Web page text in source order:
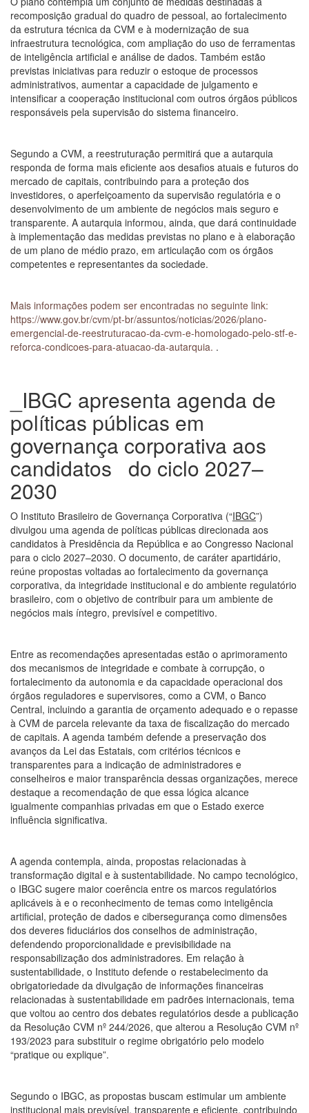
recomposição gradual do quadro de pessoal, ao fortalecimento
da estrutura técnica da CVM e à modernização de sua
infraestrutura tecnológica, com ampliação do uso de ferramentas
de inteligência artificial e análise de dados. Também estão
previstas iniciativas para reduzir o estoque de processos
administrativos, aumentar a capacidade de julgamento e
intensificar a cooperação institucional com outros órgãos públicos
responsáveis pela supervisão do sistema financeiro.
Segundo a CVM, a reestruturação permitirá que a autarquia
responda de forma mais eficiente aos desafios atuais e futuros do
mercado de capitais, contribuindo para a proteção dos
investidores, o aperfeiçoamento da supervisão regulatória e o
desenvolvimento de um ambiente de negócios mais seguro e
transparente. A autarquia informou, ainda, que dará continuidade
à implementação das medidas previstas no plano e à elaboração
de um plano de médio prazo, em articulação com os órgãos
competentes e representantes da sociedade.
Mais informações podem ser encontradas no seguinte link:
https://www.gov.br/cvm/pt-br/assuntos/noticias/2026/plano-
emergencial-de-reestruturacao-da-cvm-e-homologado-pelo-stf-e-
reforca-condicoes-para-atuacao-da-autarquia. .
_IBGC apresenta agenda de
políticas públicas em
governança corporativa aos
candidatos do ciclo 2027–
2030
O Instituto Brasileiro de Governança Corporativa (“IBGC”)
divulgou uma agenda de políticas públicas direcionada aos
candidatos à Presidência da República e ao Congresso Nacional
para o ciclo 2027–2030. O documento, de caráter apartidário,
reúne propostas voltadas ao fortalecimento da governança
corporativa, da integridade institucional e do ambiente regulatório
brasileiro, com o objetivo de contribuir para um ambiente de
negócios mais íntegro, previsível e competitivo.
Entre as recomendações apresentadas estão o aprimoramento
dos mecanismos de integridade e combate à corrupção, o
fortalecimento da autonomia e da capacidade operacional dos
órgãos reguladores e supervisores, como a CVM, o Banco
Central, incluindo a garantia de orçamento adequado e o repasse
à CVM de parcela relevante da taxa de fiscalização do mercado
de capitais. A agenda também defende a preservação dos
avanços da Lei das Estatais, com critérios técnicos e
transparentes para a indicação de administradores e
conselheiros e maior transparência dessas organizações, merece
destaque a recomendação de que essa lógica alcance
igualmente companhias privadas em que o Estado exerce
influência significativa.
A agenda contempla, ainda, propostas relacionadas à
transformação digital e à sustentabilidade. No campo tecnológico,
o IBGC sugere maior coerência entre os marcos regulatórios
aplicáveis à e o reconhecimento de temas como inteligência
artificial, proteção de dados e cibersegurança como dimensões
dos deveres fiduciários dos conselhos de administração,
defendendo proporcionalidade e previsibilidade na
responsabilização dos administradores. Em relação à
sustentabilidade, o Instituto defende o restabelecimento da
obrigatoriedade da divulgação de informações financeiras
relacionadas à sustentabilidade em padrões internacionais, tema
que voltou ao centro dos debates regulatórios desde a publicação
da Resolução CVM nº 244/2026, que alterou a Resolução CVM nº
193/2023 para substituir o regime obrigatório pelo modelo
“pratique ou explique”.
Segundo o IBGC, as propostas buscam estimular um ambiente
institucional mais previsível, transparente e eficiente, contribuindo